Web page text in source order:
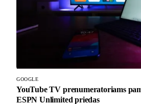
GOOGLE
YouTube TV prenumeratoriams
ESPN Unlimited priedas